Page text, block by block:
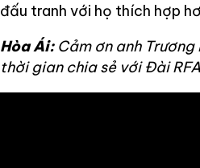
đấu tranh với họ thích hợp
Hòa Ái: Cảm ơn anh Trương
thời gian chia sẻ với Đài